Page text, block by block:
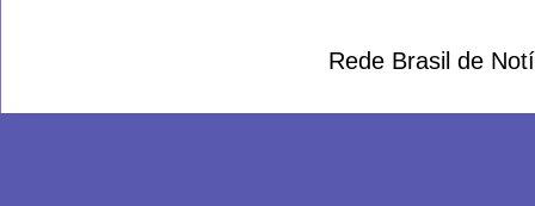
Rede Brasil de